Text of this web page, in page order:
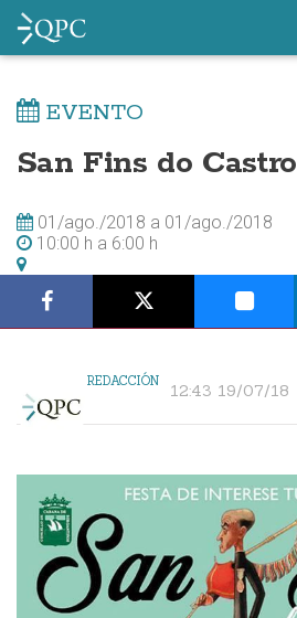
EVENTO
San Fins do Castro
01/ago./2018 a 01/ago./2018
10:00 h a 6:00 h
REDACCIÓN 12:43 19/07/18